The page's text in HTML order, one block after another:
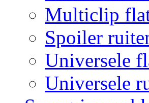
Multiclip
Spoiler
Universele
Universele